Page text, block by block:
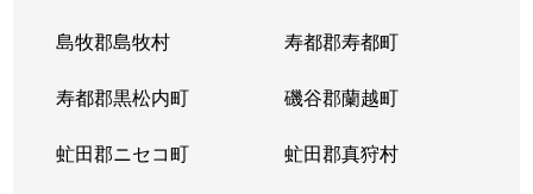
島牧郡島牧村 寿都郡寿都町
寿都郡黒松内町 磯谷郡蘭越町
虻田郡ニセコ町 虻田郡真狩村